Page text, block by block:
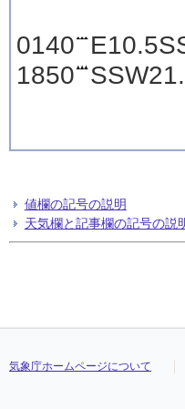
0140
1850
値欄の記号の説明
天気欄と記事欄の記号の説
気象庁ホームページについて